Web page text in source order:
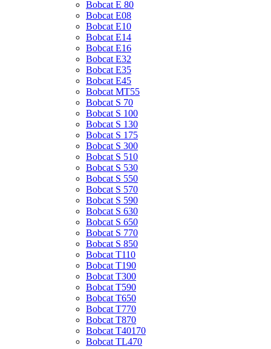
Bobcat E 80
Bobcat E08
Bobcat E10
Bobcat E14
Bobcat E16
Bobcat E32
Bobcat E35
Bobcat E45
Bobcat MT55
Bobcat S 70
Bobcat S 100
Bobcat S 130
Bobcat S 175
Bobcat S 300
Bobcat S 510
Bobcat S 530
Bobcat S 550
Bobcat S 570
Bobcat S 590
Bobcat S 630
Bobcat S 650
Bobcat S 770
Bobcat S 850
Bobcat T110
Bobcat T190
Bobcat T300
Bobcat T590
Bobcat T650
Bobcat T770
Bobcat T870
Bobcat T40170
Bobcat TL470